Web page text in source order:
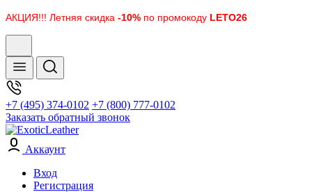
АКЦИЯ!!! Летняя скидка -10% по промокоду LETO26
+7 (495) 374-0102 +7 (800) 777-0102
Заказать обратный звонок
Аккаунт
Вход
Регистрация